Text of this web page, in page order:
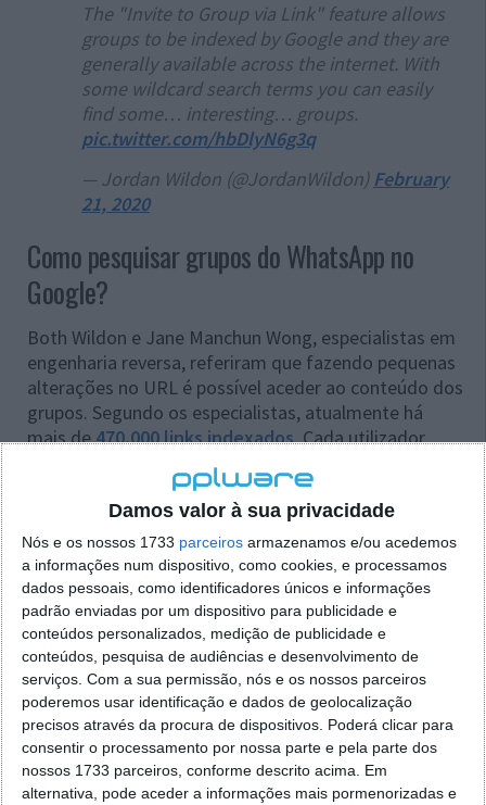
Damos valor à sua privacidade
Nós e os nossos 1733 parceiros armazenamos e/ou acedemos
a informações num dispositivo, como cookies, e processamos
dados pessoais, como identificadores únicos e informações
padrão enviadas por um dispositivo para publicidade e
conteúdos personalizados, medição de publicidade e
conteúdos, pesquisa de audiências e desenvolvimento de
serviços. Com a sua permissão, nós e os nossos parceiros
poderemos usar identificação e dados de geolocalização
precisos através da procura de dispositivos. Poderá clicar para
consentir o processamento por nossa parte e pela parte dos
nossos 1733 parceiros, conforme descrito acima. Em
alternativa, pode aceder a informações mais pormenorizadas e
The "Invite to Group via Link" feature allows
groups to be indexed by Google and they are
generally available across the internet. With
some wildcard search terms you can easily
find some… interesting… groups.
pic.twitter.com/hbDlyN6g3q
— Jordan Wildon (@JordanWildon) February
21, 2020
Como pesquisar grupos do WhatsApp no
Google?
Both Wildon e Jane Manchun Wong, especialistas em
engenharia reversa, referiram que fazendo pequenas
alterações no URL é possível aceder ao conteúdo dos
grupos. Segundo os especialistas, atualmente há
mais de470,000 links indexados. Cada utilizador
pode pesquisar por grupos
chat.whatsapp.comno Google.
Por agora ainda não houve nenhuma informação
oficial por parte do Facebook, empresa que detém
atualmente a plataforma de comunicações. Segundo
informações, o Facebook já conhece este problema
desde novembro de 2019.Para ajudar "à festa",
alguns dos grupos estão a ter destaque nas
pesquisas, como se fossem notícias relevantes.
Há grupos do Telegram que também aparecem nas
pesquisas. Faça algumas pesquisas e veja se não
encontra algo do tipo: telegram.me/joinchat/XXXXX".